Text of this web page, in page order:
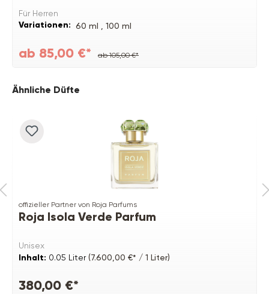
Für Herren
Variationen: 60 ml , 100 ml
ab 85,00 €* ab 105,00 €*
Produktgalerie überspringen
Ähnliche Düfte
offizieller Partner von Roja Parfums
Roja Isola Verde Parfum
Unisex
Inhalt: 0.05 Liter(7.600,00 €* / 1 Liter)
380,00 €*